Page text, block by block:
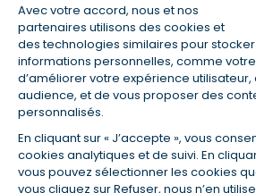
Avec votre accord, nous et nos
partenaires utilisons des cookies et
des technologies similaires pour
informations personnelles, comme
d’améliorer votre expérience
audience, et de vous proposer des
personnalisés.
En cliquant sur « J’accepte », vous
cookies analytiques et de suivi. En
vous pouvez sélectionner les cookies
vous cliquez sur Refuser, nous n’en
(2) Économie de 65 % pour l'assurance d'un
457,23 € à 0,90 % sur 19,5 ans, accordé à un
100 % (décès, PTIA, IPP, ITT, IPP) âgé de 36 ans
salariée non cadre assurée à 100 % (décès,
ans et non-fumeur, tous deux sans risque
14/07/2019, coût de l'assurance proposée par
en moyenne contre 64,60 €/mois en moyenne
Empruntis.com (TAEA : 0,44 %, coût total de
(3) Taux minimum pour un crédit
5 000 et 20 000 euros, selon profil et durée.
(4) La diminution du montant des
de la durée de remboursement ainsi que la